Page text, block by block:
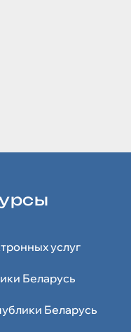
услуг
Беларусь
Беларусь